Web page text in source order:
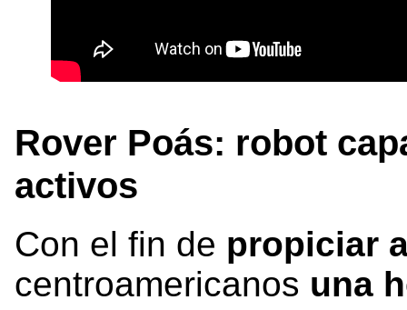
Rover Poás: robot
activos
Con el fin de propiciar
centroamericanos una